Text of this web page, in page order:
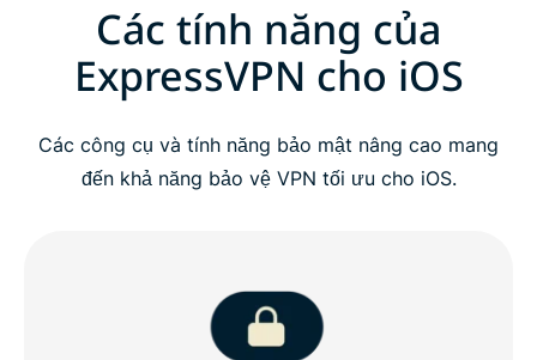
Các tính năng của
ExpressVPN cho iOS
Các công cụ và tính năng bảo mật nâng cao mang
đến khả năng bảo vệ VPN tối ưu cho iOS.